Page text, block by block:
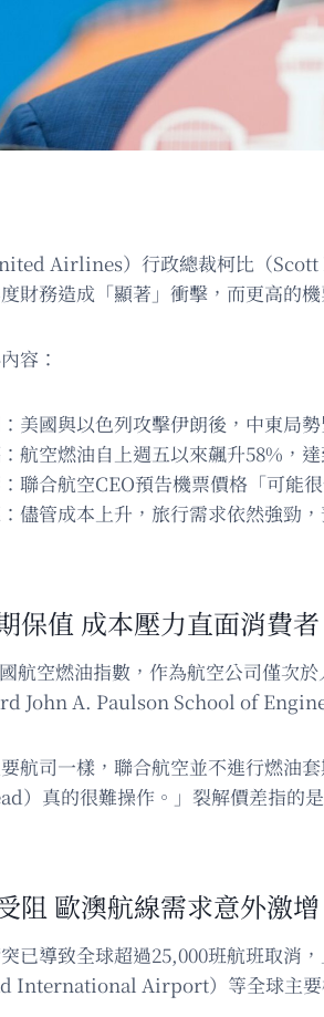
Airlines）行政總裁柯比（Scott
財務造成「顯著」衝擊，而更高的
容：
美國與以色列攻擊伊朗後，中東局勢
航空燃油自上週五以來飆升58%，
聯合航空CEO預告機票價格「可能
儘管成本上升，旅行需求依然強勁
保值 成本壓力直面消費者
航空燃油指數，作為航空公司僅次
John A. Paulson School of
航司一樣，聯合航空並不進行燃油
）真的很難操作。」裂解價差指的
阻 歐澳航線需求意外激增
已導致全球超過25,000班航班取
International Airport）等全球主要